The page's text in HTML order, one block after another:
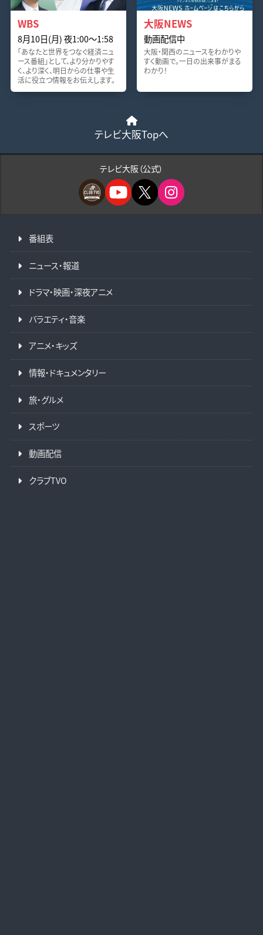
WBS
8月10日(月) 夜1:00〜1:58
「あなたと世界をつなぐ経済ニュ
ース番組」として、より分かりやす
く、より深く、明日からの仕事や生
活に役立つ情報をお伝えします。
大阪NEWS
動画配信中
大阪・関西のニュースをわかりや
すく動画で。一日の出来事がまる
わかり！
テレビ大阪Topへ
テレビ大阪（公式）
番組表
ニュース・報道
ドラマ・映画・深夜アニメ
バラエティ・音楽
アニメ・キッズ
情報・ドキュメンタリー
旅・グルメ
スポーツ
動画配信
クラブTVO